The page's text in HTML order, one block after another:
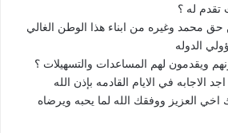
تقدم له ؟
محمد وغيره من ابناء هذا الوطن الغالي
الدوله
ويقدمون لهم المساعدات والتسهيلات ؟
الاجابه في الايام القادمه بإذن الله
اخي العزيز ووفقك الله لما يحبه ويرضاه